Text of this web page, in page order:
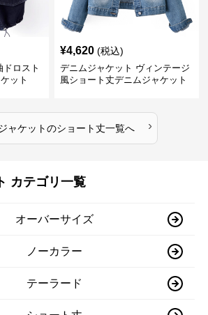
ロスト
ット
¥4,620 (税込)
デニムジャケット ヴィンテージ
風ショート丈デニムジャケット
ャケットのショート丈一覧へ ›
カテゴリ一覧
オーバーサイズ
ノーカラー
テーラード